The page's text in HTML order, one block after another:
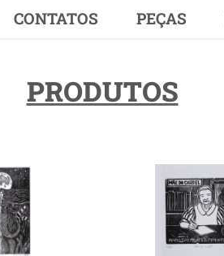
CONTATOS PEÇAS
PRODUTOS